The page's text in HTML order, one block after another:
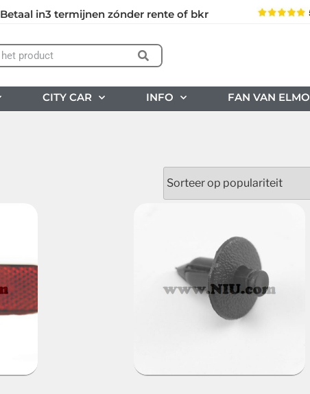
Betaal in3 termijnen zónder rente of bkr
CITY CAR INFO FAN VAN ELMO